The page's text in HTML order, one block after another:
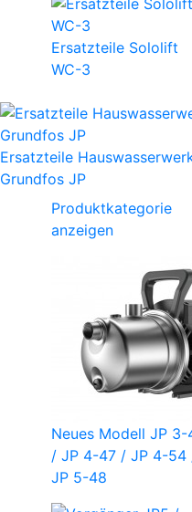
Ersatzteile Sololift
WC-3
Ersatzteile
Grundfos JP
Produktkategorie
anzeigen
Neues Modell JP 3-
/ JP 4-47 / JP 4-54
JP 5-48